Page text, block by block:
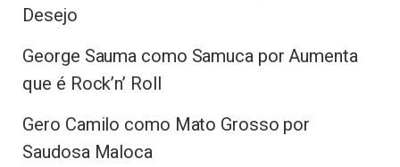
Desejo
George Sauma como Samuca por Aumenta
que é Rock’n’ Roll
Gero Camilo como Mato Grosso por
Saudosa Maloca